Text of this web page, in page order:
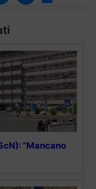
“Mancano